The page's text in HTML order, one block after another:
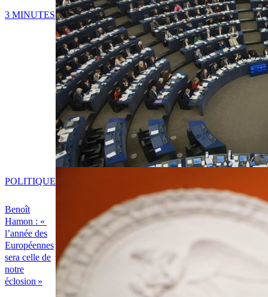
3 MINUTES
Benoît
Hamon : «
l’année des
Européennes
sera celle de
notre
éclosion »
POLITIQUE